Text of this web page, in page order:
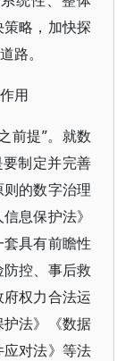
略，加快探
路。
用
前提”。就数
制定并完善
的数字治理
息保护法》
套具有前瞻性
控、事后救
权力合法运
法》《数据
对法》等法